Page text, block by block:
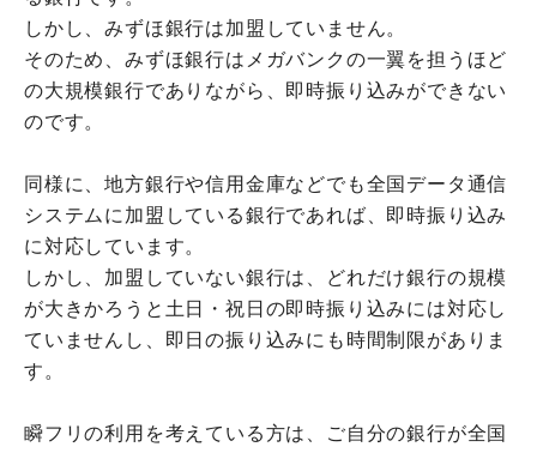
しかし、みずほ銀行は加盟していません。
そのため、みずほ銀行はメガバンクの一翼を担うほど
の大規模銀行でありながら、即時振り込みができない
のです。
同様に、地方銀行や信用金庫などでも全国データ通信
システムに加盟している銀行であれば、即時振り込み
に対応しています。
しかし、加盟していない銀行は、どれだけ銀行の規模
が大きかろうと土日・祝日の即時振り込みには対応し
ていませんし、即日の振り込みにも時間制限がありま
す。
瞬フリの利用を考えている方は、ご自分の銀行が全国